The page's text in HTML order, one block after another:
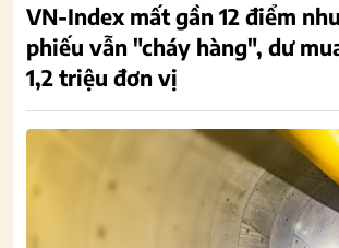
VN-Index mất gần 12 điểm
phiếu vẫn "cháy hàng", dư
1,2 triệu đơn vị